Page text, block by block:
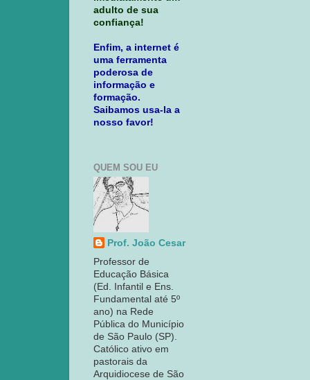
adulto de sua
confiança!
Enfim, a internet é
uma ferramenta
poderosa de
informação e
formação.
Saibamos usa-la a
nosso favor!
QUEM SOU EU
Prof. João Cesar
Professor de
Educação Básica
(Ed. Infantil e Ens.
Fundamental até 5º
ano) na Rede
Pública do Município
de São Paulo (SP).
Católico ativo em
pastorais da
Arquidiocese de São